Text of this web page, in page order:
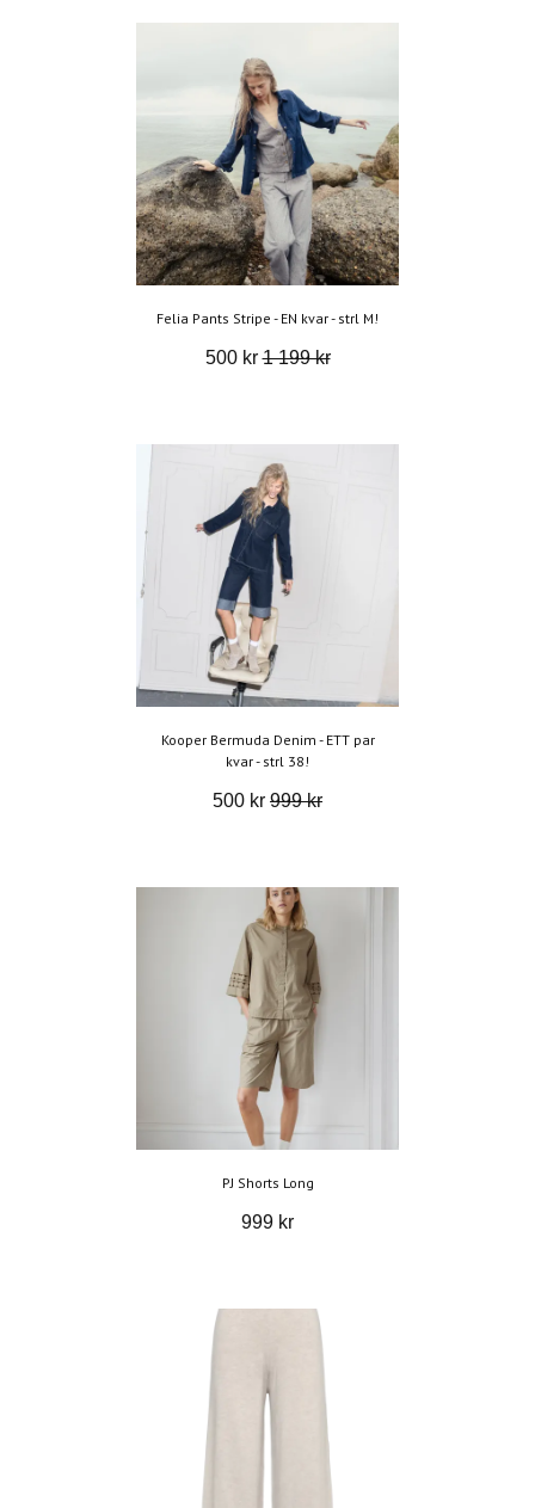
Felia Pants Stripe - EN kvar - strl M!
500 kr1 199 kr
Kooper Bermuda Denim - ETT par
kvar - strl 38!
500 kr 999 kr
PJ Shorts Long
999 kr